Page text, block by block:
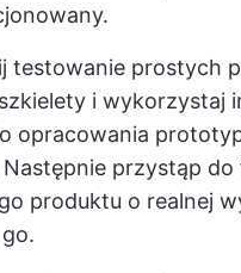
testowanie prostych
i wykorzystaj
opracowania
przystąp
produktu o realnej